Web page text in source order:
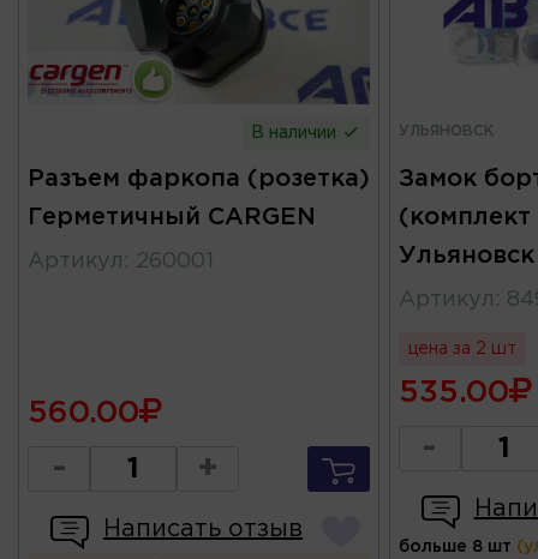
В наличии
Разъем фаркопа (розетка)
Герметичный CARGEN
Артикул : 260001
560.00
- +
Написать отзыв
УЛЬЯНОВСК
Замок
Ульяновск
Артикул :
цена за 2 шт
535.00
-
больше 8 шт